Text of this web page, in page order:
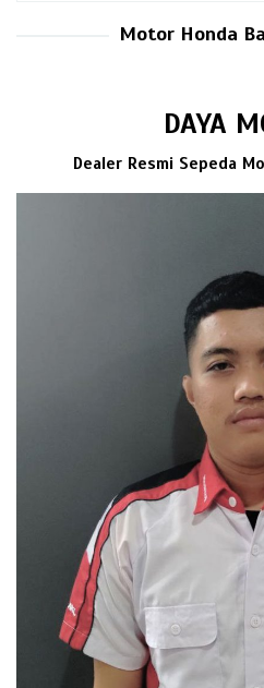
Motor Honda
DAYA
Dealer Resmi Sepeda